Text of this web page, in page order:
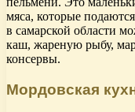
мяса, которые
в самарской области
каш, жареную рыбу,
консервы.
Мордовская